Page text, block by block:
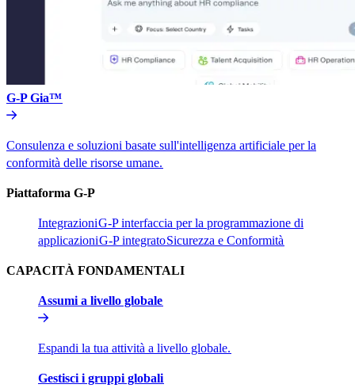
G-P Gia™​​
Consulenza e soluzioni basate sull'intelligenza artificiale per la
conformità delle risorse umane.​​
Piattaforma G-P​​
Integrazioni​​G-P interfaccia per la programmazione di
applicazioni​​G-P integrato​​Sicurezza e Conformità​​
CAPACITÀ FONDAMENTALI​​
Assumi a livello globale​​
Espandi la tua attività a livello globale.​​
Gestisci i gruppi globali​​